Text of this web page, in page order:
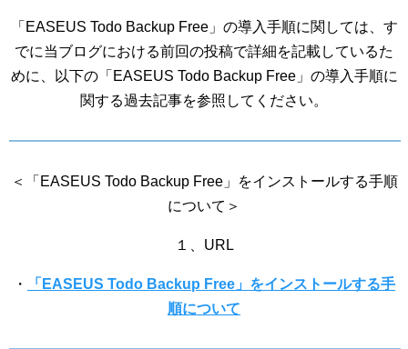
「EASEUS Todo Backup Free」の導入手順に関しては、す
でに当ブログにおける前回の投稿で詳細を記載しているた
めに、以下の「EASEUS Todo Backup Free」の導入手順に
関する過去記事を参照してください。
＜「EASEUS Todo Backup Free」をインストールする手順
について＞
１、URL
・
「EASEUS Todo Backup Free」をインストールする手
順について